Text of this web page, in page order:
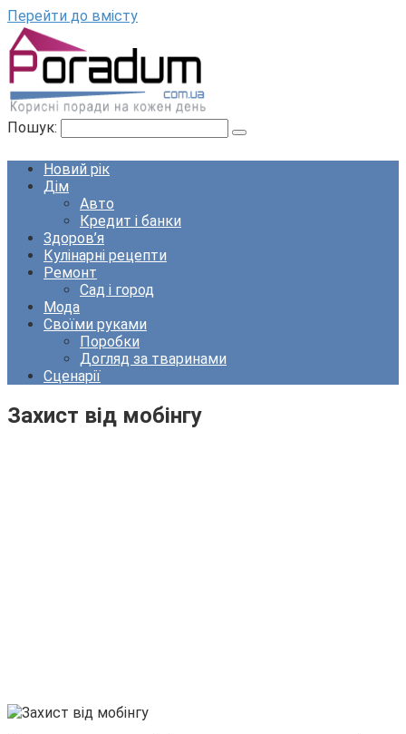
Перейти до вмісту
Пошук:
Новий рік
Дім
Авто
Кредит і банки
Здоров’я
Кулінарні рецепти
Ремонт
Сад і город
Мода
Своїми руками
Поробки
Догляд за тваринами
Сценарії
Захист від мобінгу